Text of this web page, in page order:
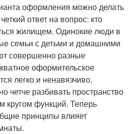
оформления можно делать
ответ на вопрос: кто
жилищем. Одинокие люди в
семьи с детьми и домашними
совершенно разные
оформительское
легко и ненавязчиво.
четче разбивать пространство
кругом функций. Теперь
принципы влияет